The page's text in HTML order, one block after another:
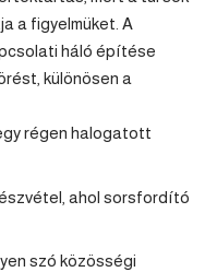
a figyelmüket. A
háló építése
különösen a
régen halogatott
ahol sorsfordító
szó közösségi